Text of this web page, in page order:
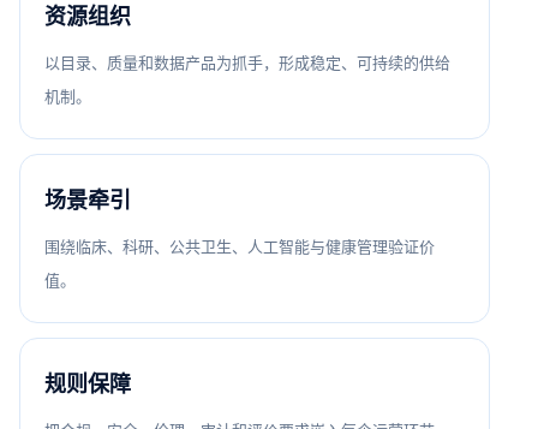
资源组织
以目录、质量和数据产品为抓手，形成稳定、可持续的供给
机制。
场景牵引
围绕临床、科研、公共卫生、人工智能与健康管理验证价
值。
规则保障